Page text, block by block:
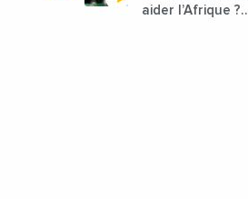
aider l’Afrique ?